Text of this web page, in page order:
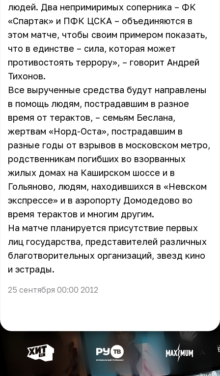
людей. Два непримиримых соперника – ФК
«Спартак» и ПФК ЦСКА – объединяются в
этом матче, чтобы своим примером показать,
что в единстве – сила, которая может
противостоять террору», – говорит Андрей
Тихонов.
Все вырученные средства будут направлены
в помощь людям, пострадавшим в разное
время от терактов, – семьям Беслана,
жертвам «Норд-Оста», пострадавшим в
разные годы от взрывов в московском метро,
родственникам погибших во взорванных
жилых домах на Каширском шоссе и в
Гольяново, людям, находившихся в «Невском
экспрессе» и в аэропорту Домодедово во
время терактов и многим другим.
На матче планируется присутствие первых
лиц государства, представителей различных
благотворительных организаций, звезд кино
и эстрады.
25 сентября 00:00 2012